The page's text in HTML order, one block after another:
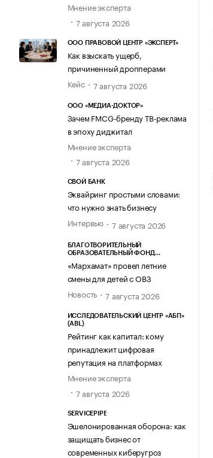
Мнение эксперта
7 августа 2026
ООО ПРАВОВОЙ ЦЕНТР «ЭКСПЕРТ»
Как взыскать ущерб,
причиненный дропперами
Кейс
7 августа 2026
ООО «МЕДИА-ДОКТОР»
Зачем FMCG-бренду ТВ-реклама
в эпоху диджитал
Мнение эксперта
7 августа 2026
СВОЙ БАНК
Эквайринг простыми словами:
что нужно знать бизнесу
Интервью
7 августа 2026
БЛАГОТВОРИТЕЛЬНЫЙ
ОБРАЗОВАТЕЛЬНЫЙ ФОНД
«Мархамат» провел летние
смены для детей с ОВЗ
Новость
7 августа 2026
ИССЛЕДОВАТЕЛЬСКИЙ ЦЕНТР «АБП»
(ABL)
Рейтинг как капитал: кому
принадлежит цифровая
репутация на платформах
Мнение эксперта
7 августа 2026
SERVICEPIPE
Эшелонированная оборона: как
защищать бизнес от
современных киберугроз